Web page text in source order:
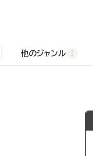
他のジャンル